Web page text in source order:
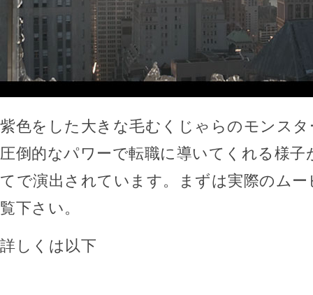
紫色をした大きな毛むくじゃらのモンス
圧倒的なパワーで転職に導いてくれる様子
てで演出されています。まずは実際のム
覧下さい。
詳しくは以下